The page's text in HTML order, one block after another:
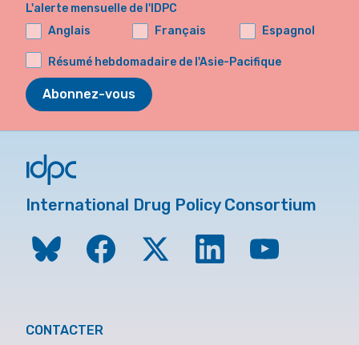
L'alerte mensuelle de l'IDPC
Anglais
Français Espagnol
Résumé hebdomadaire de l'Asie-Pacifique
Abonnez-vous
International Drug Policy Consortium
CONTACTER